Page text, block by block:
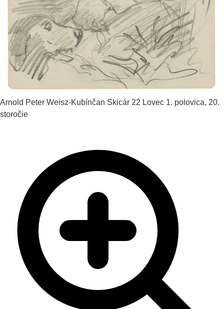
Arnold Peter Weisz-Kubínčan Skicár 22 Lovec 1. polovica, 20.
storočie